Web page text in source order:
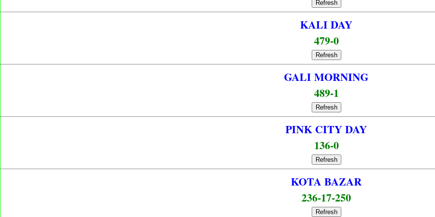
Refresh
KALI DAY
479-0
Refresh
GALI MORNING
489-1
Refresh
PINK CITY DAY
136-0
Refresh
KOTA BAZAR
236-17-250
Refresh